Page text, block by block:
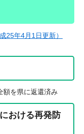
25年4月1日更新）
を県に返還済み
おける再発防